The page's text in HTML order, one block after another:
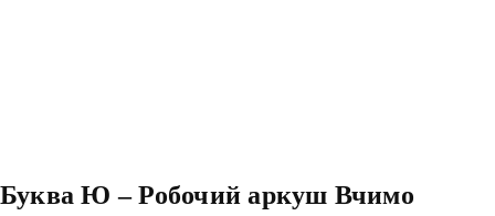
Буква Ю – Робочий аркуш Вчимо